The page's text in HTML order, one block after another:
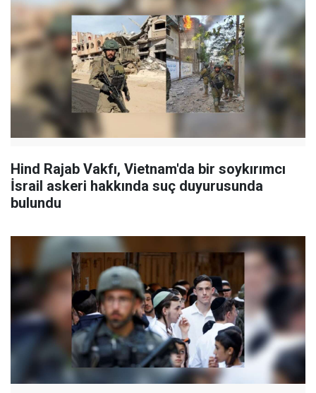
Hind Rajab Vakfı, Vietnam'da bir soykırımcı
İsrail askeri hakkında suç duyurusunda
bulundu